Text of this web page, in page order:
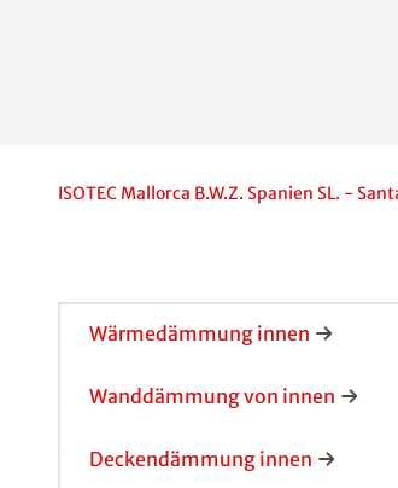
ISOTEC Mallorca B.W.Z. Spanien SL. -
Wärmedämmung innen
Wanddämmung von innen
Deckendämmung innen